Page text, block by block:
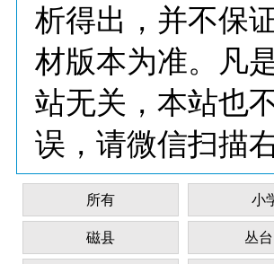
析得出，并不保
材版本为准。凡
站无关，本站也
误，请微信扫描
所有 小
磁县 丛